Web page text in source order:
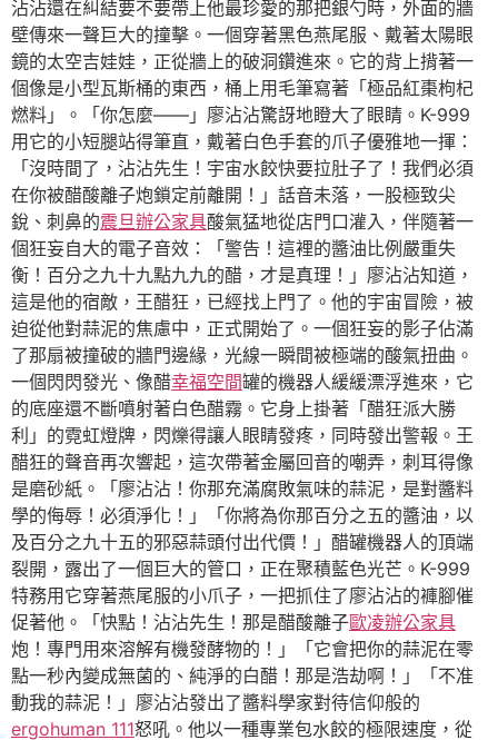
沾沾還在糾結要不要帶上他最珍愛的那把銀勺時，外面的牆
壁傳來一聲巨大的撞擊。一個穿著黑色燕尾服、戴著太陽眼
鏡的太空吉娃娃，正從牆上的破洞鑽進來。它的背上揹著一
個像是小型瓦斯桶的東西，桶上用毛筆寫著「極品紅棗枸杞
燃料」。「你怎麼——」廖沾沾驚訝地瞪大了眼睛。K-999
用它的小短腿站得筆直，戴著白色手套的爪子優雅地一揮：
「沒時間了，沾沾先生！宇宙水餃快要拉肚子了！我們必須
在你被醋酸離子炮鎖定前離開！」話音未落，一股極致尖
銳、刺鼻的震旦辦公家具酸氣猛地從店門口灌入，伴隨著一
個狂妄自大的電子音效：「警告！這裡的醬油比例嚴重失
衡！百分之九十九點九九的醋，才是真理！」廖沾沾知道，
這是他的宿敵，王醋狂，已經找上門了。他的宇宙冒險，被
迫從他對蒜泥的焦慮中，正式開始了。一個狂妄的影子佔滿
了那扇被撞破的牆門邊緣，光線一瞬間被極端的酸氣扭曲。
一個閃閃發光、像醋幸福空間罐的機器人緩緩漂浮進來，它
的底座還不斷噴射著白色醋霧。它身上掛著「醋狂派大勝
利」的霓虹燈牌，閃爍得讓人眼睛發疼，同時發出警報。王
醋狂的聲音再次響起，這次帶著金屬回音的嘲弄，刺耳得像
是磨砂紙。「廖沾沾！你那充滿腐敗氣味的蒜泥，是對醬料
學的侮辱！必須淨化！」「你將為你那百分之五的醬油，以
及百分之九十五的邪惡蒜頭付出代價！」醋罐機器人的頂端
裂開，露出了一個巨大的管口，正在聚積藍色光芒。K-999
特務用它穿著燕尾服的小爪子，一把抓住了廖沾沾的褲腳催
促著他。「快點！沾沾先生！那是醋酸離子歐凌辦公家具
炮！專門用來溶解有機發酵物的！」「它會把你的蒜泥在零
點一秒內變成無菌的、純淨的白醋！那是浩劫啊！」「不准
動我的蒜泥！」廖沾沾發出了醬料學家對待信仰般的
ergohuman 111怒吼。他以一種專業包水餃的極限速度，從